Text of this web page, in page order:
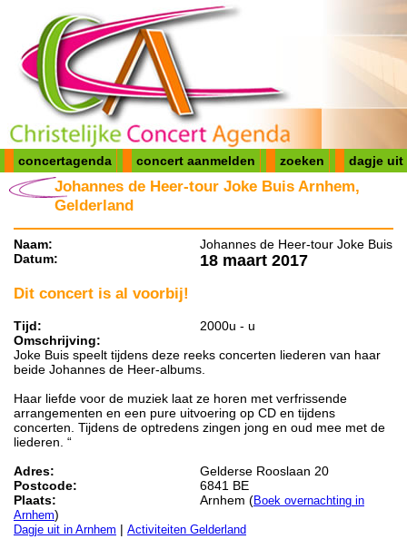
concertagenda concert aanmelden zoeken dagje uit
Johannes de Heer-tour Joke Buis Arnhem,
Gelderland
Naam:
Johannes de Heer-tour Joke Buis
Datum:
18 maart 2017
Dit concert is al voorbij!
Tijd:
2000u - u
Omschrijving:
Joke Buis speelt tijdens deze reeks concerten liederen van haar
beide Johannes de Heer-albums.
Haar liefde voor de muziek laat ze horen met verfrissende
arrangementen en een pure uitvoering op CD en tijdens
concerten. Tijdens de optredens zingen jong en oud mee met de
liederen. “
Adres:
Gelderse Rooslaan 20
Postcode:
6841 BE
Plaats:
Arnhem (Boek overnachting in
Arnhem)
Dagje uit in Arnhem | Activiteiten Gelderland